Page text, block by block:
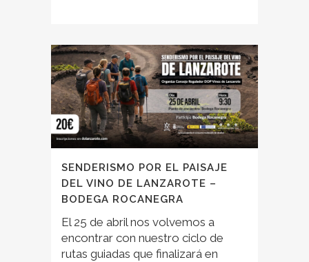
SENDERISMO POR EL PAISAJE
DEL VINO DE LANZAROTE –
BODEGA ROCANEGRA
El 25 de abril nos volvemos a
encontrar con nuestro ciclo de
rutas guiadas que finalizará en